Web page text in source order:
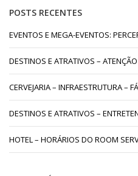
POSTS RECENTES
EVENTOS E MEGA-EVENTOS:
DESTINOS E ATRATIVOS – ATENÇÃO
CERVEJARIA – INFRAESTRUTURA –
DESTINOS E ATRATIVOS –
HOTEL – HORÁRIOS DO ROOM